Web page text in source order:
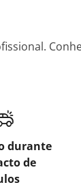
durante
de